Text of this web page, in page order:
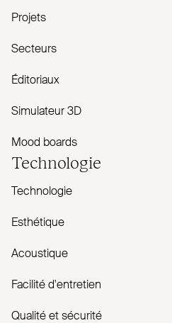
Projets
Secteurs
Éditoriaux
Simulateur 3D
Mood boards
Technologie
Technologie
Esthétique
Acoustique
Facilité d'entretien
Qualité et sécurité